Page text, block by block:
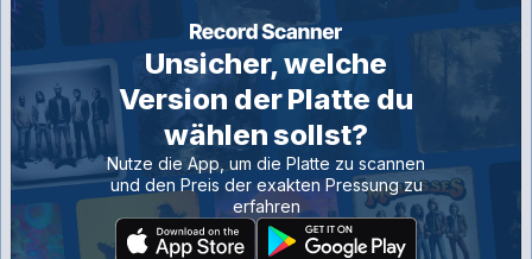
Unsicher, welche
Version der Platte du
wählen sollst?
Nutze die App, um die Platte zu scannen
und den Preis der exakten Pressung zu
erfahren